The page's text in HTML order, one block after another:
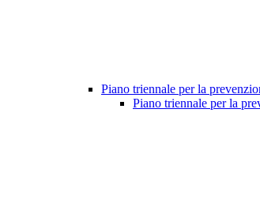
Piano triennale per la
Piano triennale per la